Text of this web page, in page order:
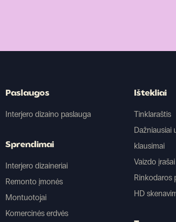
Paslaugos
Interjero dizaino paslauga
Sprendimai
Interjero dizaineriai
Remonto įmonės
Montuotojai
Komercinės erdvės
Ištekliai
Tinklaraštis
Dažniausiai
klausimai
Vaizdo įrašai
Rinkodaros
HD